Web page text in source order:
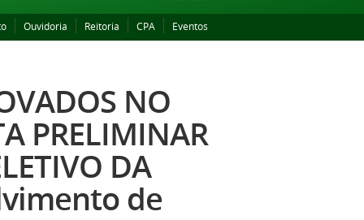
Ouvidoria Reitoria CPA Eventos
NO
PRELIMINAR
DA
de